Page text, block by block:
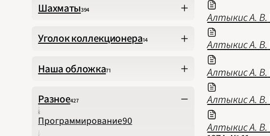
Шахматы394
Уголок коллекционера14
Наша обложка71
Разное427
Программирование90
Алтыкис А. В.
Алтыкис А. В.
Алтыкис А. В.
Алтыкис А. В.
Алтыкис А. В.